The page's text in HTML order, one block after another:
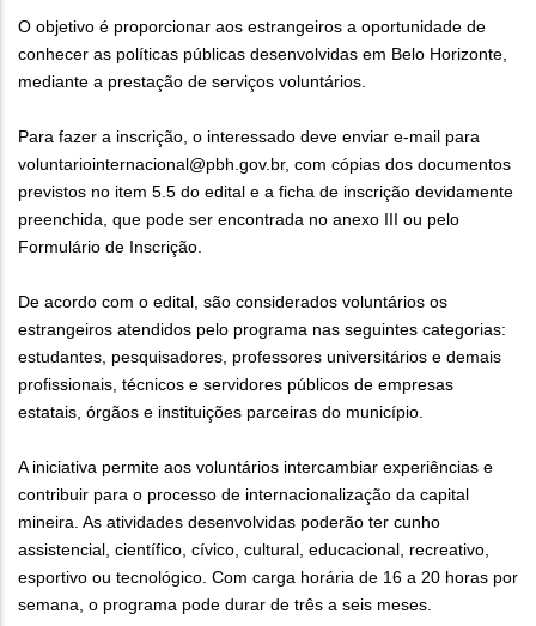
O objetivo é proporcionar aos estrangeiros a oportunidade de
conhecer as políticas públicas desenvolvidas em Belo Horizonte,
mediante a prestação de serviços voluntários.
Para fazer a inscrição, o interessado deve enviar e-mail para
voluntariointernacional@pbh.gov.br, com cópias dos documentos
previstos no item 5.5 do edital e a ficha de inscrição devidamente
preenchida, que pode ser encontrada no anexo III ou pelo
Formulário de Inscrição.
De acordo com o edital, são considerados voluntários os
estrangeiros atendidos pelo programa nas seguintes categorias:
estudantes, pesquisadores, professores universitários e demais
profissionais, técnicos e servidores públicos de empresas
estatais, órgãos e instituições parceiras do município.
A iniciativa permite aos voluntários intercambiar experiências e
contribuir para o processo de internacionalização da capital
mineira. As atividades desenvolvidas poderão ter cunho
assistencial, científico, cívico, cultural, educacional, recreativo,
esportivo ou tecnológico. Com carga horária de 16 a 20 horas por
semana, o programa pode durar de três a seis meses.